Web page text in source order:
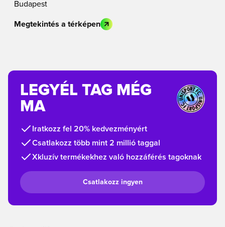
Budapest
Megtekintés a térképen
LEGYÉL TAG MÉG
MA
Iratkozz fel 20% kedvezményért
Csatlakozz több mint 2 millió taggal
Xkluzív termékekhez való hozzáférés tagoknak
Csatlakozz ingyen